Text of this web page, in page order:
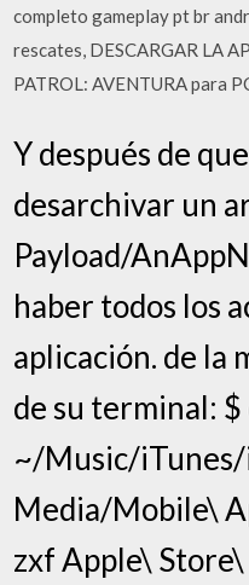
completo gameplay pt br
rescates, DESCARGAR LA
PATROL: AVENTURA para
Y después de
desarchivar un
Payload/
haber todos los
aplicación. de la
de su terminal: $
~/Music/
Media/Mobile\
zxf Apple\